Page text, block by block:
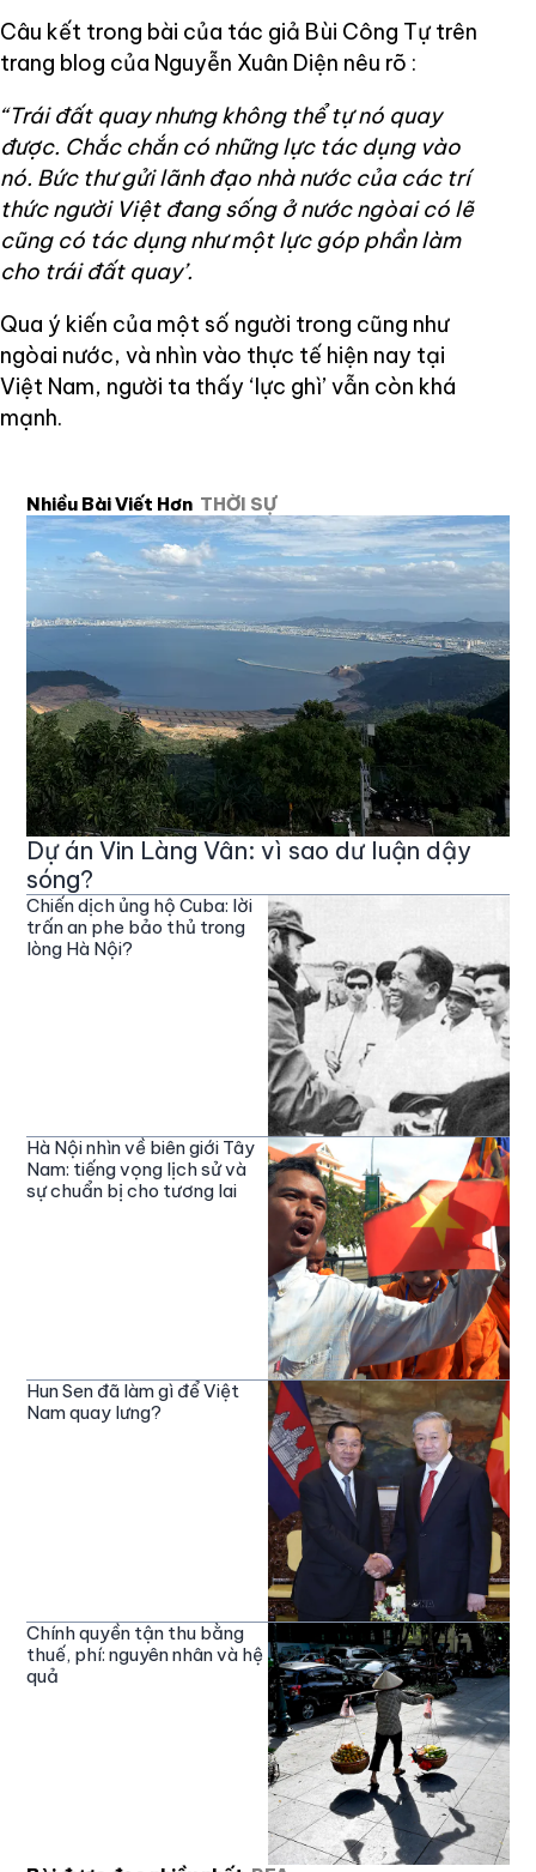
Câu kết trong bài của tác giả Bùi Công Tự trên
trang blog của Nguyễn Xuân Diện nêu rõ :
“Trái đất quay nhưng không thể tự nó quay
được. Chắc chắn có những lực tác dụng vào
nó. Bức thư gửi lãnh đạo nhà nước của các trí
thức người Việt đang sống ở nước ngòai có lẽ
cũng có tác dụng như một lực góp phần làm
cho trái đất quay’.
Qua ý kiến của một số người trong cũng như
ngòai nước, và nhìn vào thực tế hiện nay tại
Việt Nam, người ta thấy ‘lực ghì’ vẫn còn khá
mạnh.
Nhiều Bài Viết Hơn THỜI SỰ
Dự án Vin Làng Vân: vì sao dư luận dậy
sóng?
Chiến dịch ủng hộ Cuba: lời
trấn an phe bảo thủ trong
lòng Hà Nội?
Hà Nội nhìn về biên giới Tây
Nam: tiếng vọng lịch sử và
sự chuẩn bị cho tương lai
Hun Sen đã làm gì để Việt
Nam quay lưng?
Chính quyền tận thu bằng
thuế, phí: nguyên nhân và hệ
quả